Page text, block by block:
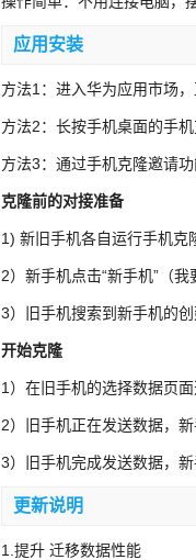
应用安装
方法1：进入华为应用市场
方法2：长按手机桌面的手
方法3：通过手机克隆邀请
克隆前的对接准备
1) 新旧手机各自运行手机克
2）新手机点击“新手机”（
3）旧手机搜索到新手机的
开始克隆
1）在旧手机的选择数据页
2）旧手机正在发送数据，
3）旧手机完成发送数据，新
更新说明
1.提升 迁移数据性能